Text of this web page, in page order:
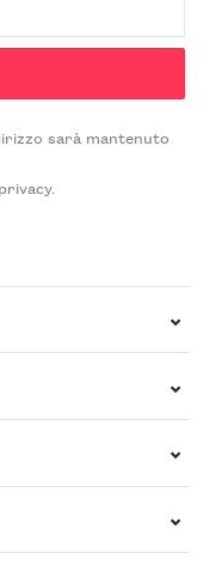
sarà mantenuto